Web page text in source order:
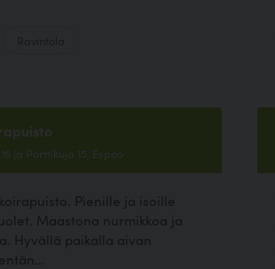
ja Porttikuja 15, Espoo
Pienille ja isoille
Maastona nurmikkoa ja
Hyvällä paikalla aivan